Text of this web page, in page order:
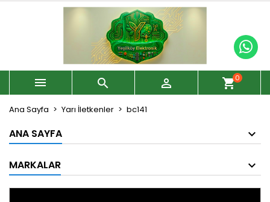
   shopping_cart0
Ana Sayfa Yarı İletkenler bc141
ANA SAYFA
MARKALAR